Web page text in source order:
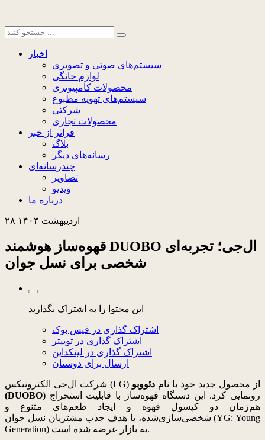
اخبار
سیستم‌های صوتی و تصویری
لوازم خانگی
محصولات کامپیوتری
سیستم‌های تهویه مطبوع
شرکتی
محصولات تجاری
فراتر از خبر
بلاگ
رسانه‌های دیگر
چندرسانه‌ای
تصاویر
ویدیو
درباره ما
۲۸ اردیبهشت ۱۴۰۴
قهوه‌ساز هوشمند DUOBO ال‌جی؛ تجربه‌ای
شخصی برای نسل جوان
این محتوا را به اشتراک بگذارید
اشتراک گذاری در فیس بوک
اشتراک گذاری در توییتر
اشتراک گذاری در لینکداین
ارسال برای دوستان
شرکت ال‌جی الکترونیکس (LG) از محصول جدید خود با نام دئووبو
(DUOBO)
هم‌زمان دو کپسول قهوه و ایجاد طعم‌های متنوع و
شخصی‌سازی‌شده، با هدف جذب مشتریان نسل جوان (YG: Young
Generation) به بازار عرضه شده است.